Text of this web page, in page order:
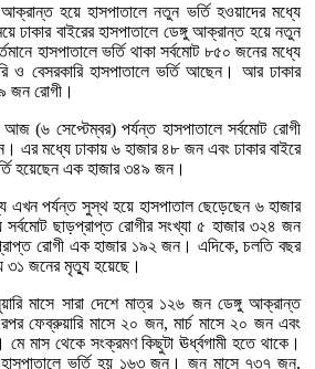
হয়ে হাসপাতালে নতুন ভর্তি হওয়াদের মধ্যে
ঢাকার বাইরের হাসপাতালে ডেঙ্গু আক্রান্ত হয়ে নতুন
হাসপাতালে ভর্তি থাকা সর্বমোট ৮৫০ জনের মধ্যে
ও বেসরকারি হাসপাতালে ভর্তি আছেন। আর ঢাকার
জন রোগী।
(৬ সেপ্টেম্বর) পর্যন্ত হাসপাতালে সর্বমোট রোগী
এর মধ্যে ঢাকায় ৬ হাজার ৪৮ জন এবং ঢাকার বাইরে
হয়েছেন এক হাজার ৩৪৯ জন।
এখন পর্যন্ত সুস্থ হয়ে হাসপাতাল ছেড়েছেন ৬ হাজার
ছাড়প্রাপ্ত রোগীর সংখ্যা ৫ হাজার ৩২৪ জন
রোগী এক হাজার ১৯২ জন। এদিকে, চলতি বছর
৩১ জনের মৃত্যু হয়েছে।
মাসে সারা দেশে মাত্র ১২৬ জন ডেঙ্গু আক্রান্ত
ফেব্রুয়ারি মাসে ২০ জন, মার্চ মাসে ২০ জন এবং
মাস থেকে সংক্রমণ কিছুটা ঊর্ধ্বগামী হতে থাকে।
ভর্তি হয় ১৬৩ জন। জুন মাসে ৭৩৭ জন,